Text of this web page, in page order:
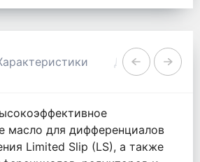
Документация
масло для дифференциалов
Limited Slip (LS), а также